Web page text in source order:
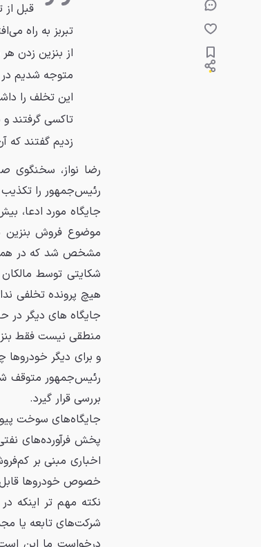
قبل
تبربز به راه
از بنزین زدن
متوجه شدیم
این تخلف را
تاکسی گرفتند
زدیم گفتند که
رضا نواز، سخنگوی
رئیس‌جمهور را
جایگاه مورد ادعا،
هیچ پرونده تخلفی
جایگاه های دیگر در
منطقی نیست فقط
و برای دیگر خودروها
رئیس‌جمهور متوقف
بررسی قرار گیرد.
جایگاه‌های سوخت
پخش فرآورده‌های
اخباری مبنی بر
خصوص خودروها
نکته مهم تر اینکه
شرکت‌های تابعه یا